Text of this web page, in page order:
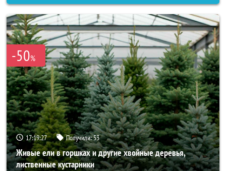
-50%
17:19:25 Получили:53
Живые ели в горшках и другие хвойные деревья,
лиственные кустарники